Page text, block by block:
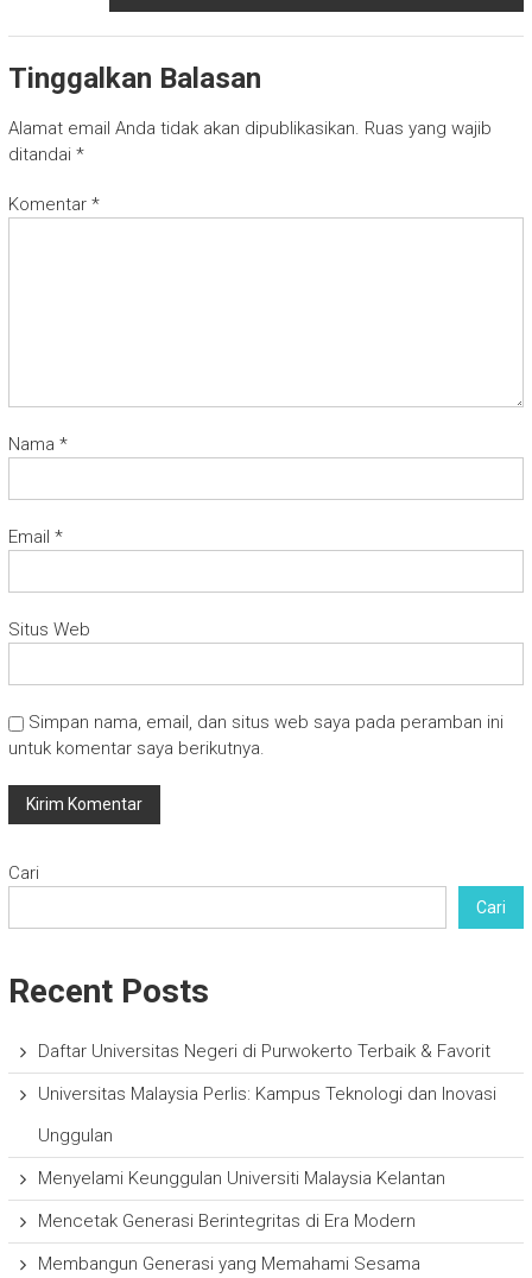
Tinggalkan Balasan
Alamat email Anda tidak akan dipublikasikan. Ruas yang wajib
ditandai *
Komentar *
Nama *
Email *
Situs Web
Simpan nama, email, dan situs web saya pada peramban ini
untuk komentar saya berikutnya.
Cari
Cari
Recent Posts
Daftar Universitas Negeri di Purwokerto Terbaik & Favorit
Universitas Malaysia Perlis: Kampus Teknologi dan Inovasi
Unggulan
Menyelami Keunggulan Universiti Malaysia Kelantan
Mencetak Generasi Berintegritas di Era Modern
Membangun Generasi yang Memahami Sesama